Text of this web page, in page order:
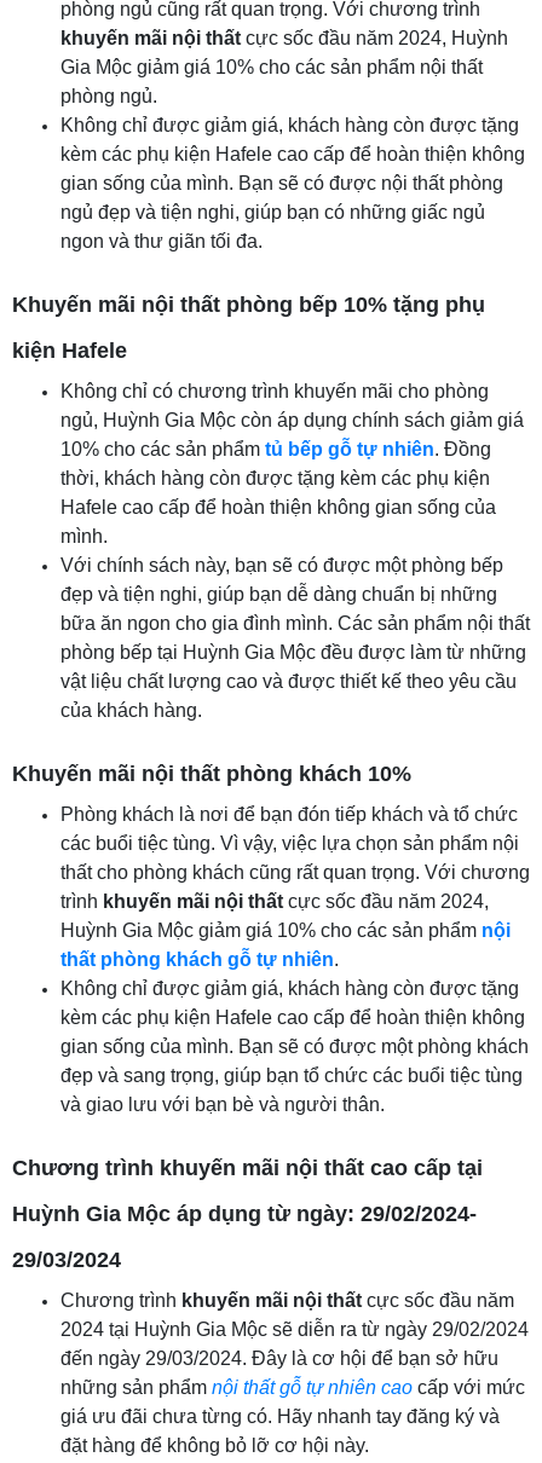
phòng ngủ cũng rất quan trọng. Với chương trình
khuyến mãi nội thất cực sốc đầu năm 2024, Huỳnh
Gia Mộc giảm giá 10% cho các sản phẩm nội thất
phòng ngủ.
Không chỉ được giảm giá, khách hàng còn được tặng
kèm các phụ kiện Hafele cao cấp để hoàn thiện không
gian sống của mình. Bạn sẽ có được nội thất phòng
ngủ đẹp và tiện nghi, giúp bạn có những giấc ngủ
ngon và thư giãn tối đa.
Khuyến mãi nội thất phòng bếp 10% tặng phụ
kiện Hafele
Không chỉ có chương trình khuyến mãi cho phòng
ngủ, Huỳnh Gia Mộc còn áp dụng chính sách giảm giá
10% cho các sản phẩm tủ bếp gỗ tự nhiên. Đồng
thời, khách hàng còn được tặng kèm các phụ kiện
Hafele cao cấp để hoàn thiện không gian sống của
mình.
Với chính sách này, bạn sẽ có được một phòng bếp
đẹp và tiện nghi, giúp bạn dễ dàng chuẩn bị những
bữa ăn ngon cho gia đình mình. Các sản phẩm nội thất
phòng bếp tại Huỳnh Gia Mộc đều được làm từ những
vật liệu chất lượng cao và được thiết kế theo yêu cầu
của khách hàng.
Khuyến mãi nội thất phòng khách 10%
Phòng khách là nơi để bạn đón tiếp khách và tổ chức
các buổi tiệc tùng. Vì vậy, việc lựa chọn sản phẩm nội
thất cho phòng khách cũng rất quan trọng. Với chương
trình khuyến mãi nội thất cực sốc đầu năm 2024,
Huỳnh Gia Mộc giảm giá 10% cho các sản phẩm nội
thất phòng khách gỗ tự nhiên.
Không chỉ được giảm giá, khách hàng còn được tặng
kèm các phụ kiện Hafele cao cấp để hoàn thiện không
gian sống của mình. Bạn sẽ có được một phòng khách
đẹp và sang trọng, giúp bạn tổ chức các buổi tiệc tùng
và giao lưu với bạn bè và người thân.
Chương trình khuyến mãi nội thất cao cấp tại
Huỳnh Gia Mộc áp dụng từ ngày: 29/02/2024-
29/03/2024
Chương trình khuyến mãi nội thất cực sốc đầu năm
2024 tại Huỳnh Gia Mộc sẽ diễn ra từ ngày 29/02/2024
đến ngày 29/03/2024. Đây là cơ hội để bạn sở hữu
những sản phẩm nội thất gỗ tự nhiên cao cấp với mức
giá ưu đãi chưa từng có. Hãy nhanh tay đăng ký và
đặt hàng để không bỏ lỡ cơ hội này.